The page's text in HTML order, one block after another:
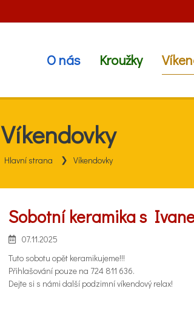
O nás Kroužky
Víkendovky
Hlavní strana Víkendovky
Sobotní keramika s
07.11.2025
Tuto sobotu opět keramikujeme!!!
Přihlašování pouze na 724 811 636.
Dejte si s námi další podzimní víkendový relax!